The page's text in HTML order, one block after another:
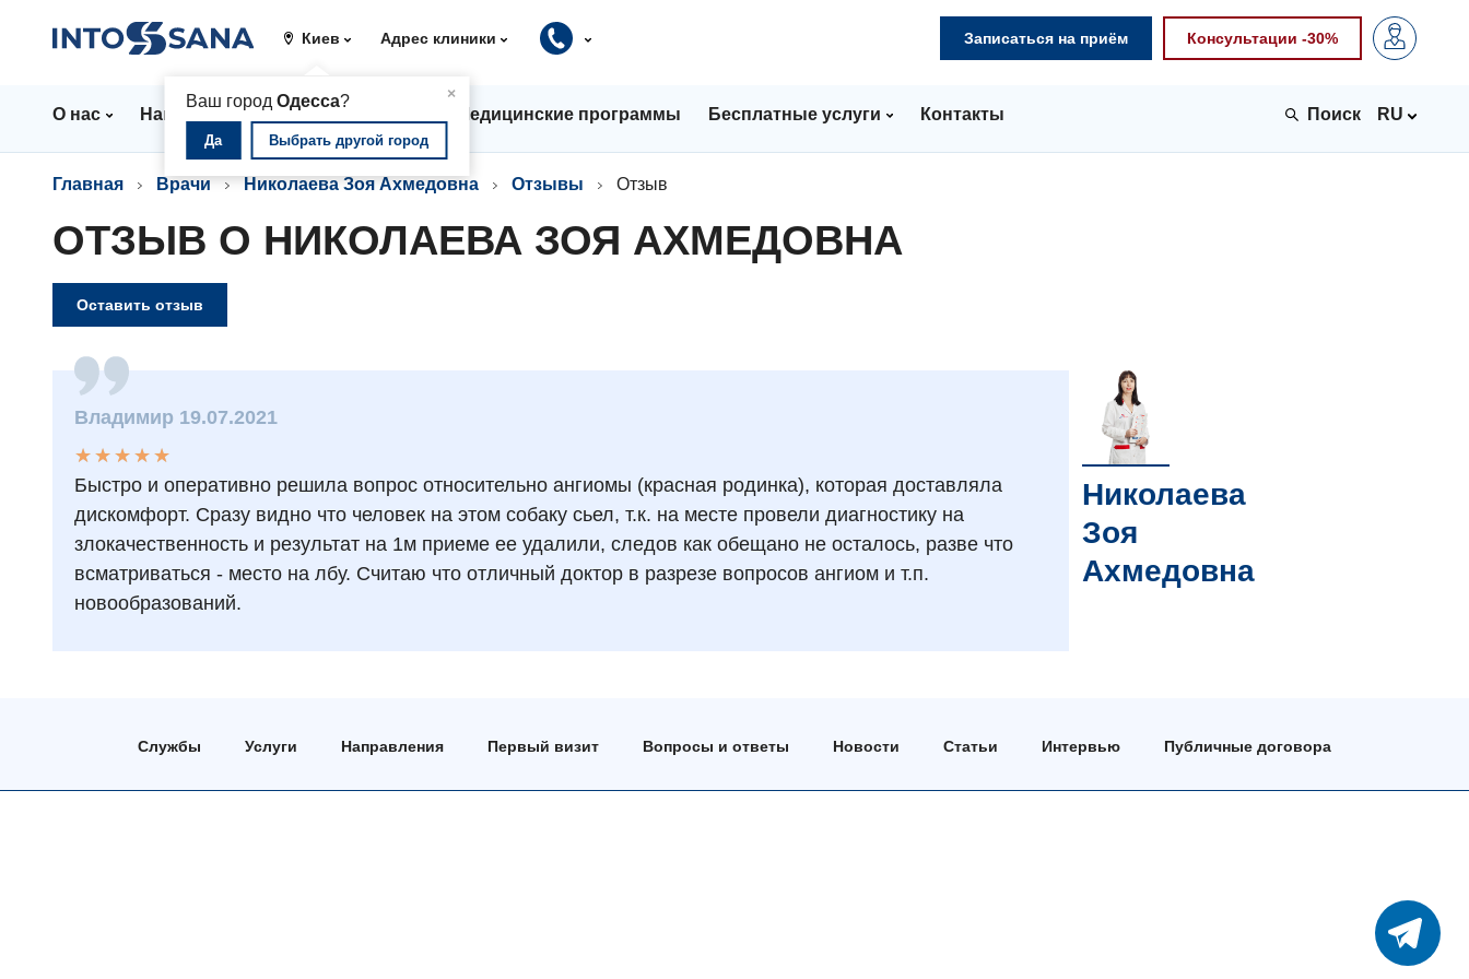
Киев
×
Ваш городОдесса?
Да Выбрать другой город
Адрес клиники Записаться на приём Консультации -30%
О нас Направления Цены Медицинские программы Бесплатные услуги Контакты RU
Главная Врачи Николаева Зоя Ахмедовна Отзывы Отзыв
ОТЗЫВ О НИКОЛАЕВА ЗОЯ АХМЕДОВНА
Оставить отзыв
Владимир 19.07.2021
★
★
★
★
★
★ ★ ★ ★ ★
Быстро и оперативно решила вопрос относительно ангиомы (красная родинка), которая доставляла
дискомфорт. Сразу видно что человек на этом собаку сьел, т.к. на месте провели диагностику на
злокачественность и результат на 1м приеме ее удалили, следов как обещано не осталось, разве что
всматриваться - место на лбу. Считаю что отличный доктор в разрезе вопросов ангиом и т.п.
новообразований.
Николаева
Зоя
Ахмедовна
Службы Услуги Направления Первый визит Вопросы и ответы Новости Статьи Интервью Публичные договора